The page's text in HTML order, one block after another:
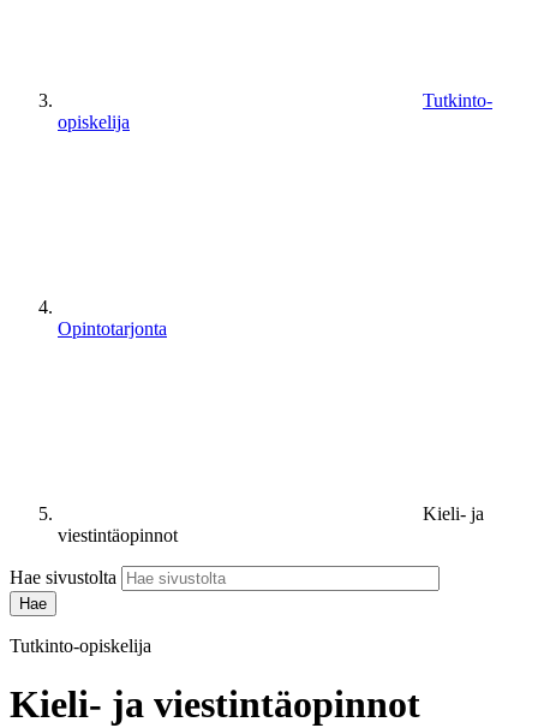
Tutkinto-
opiskelija
Opintotarjonta
Kieli- ja
viestintäopinnot
Hae sivustolta
Tutkinto-opiskelija
Kieli- ja viestintäopinnot